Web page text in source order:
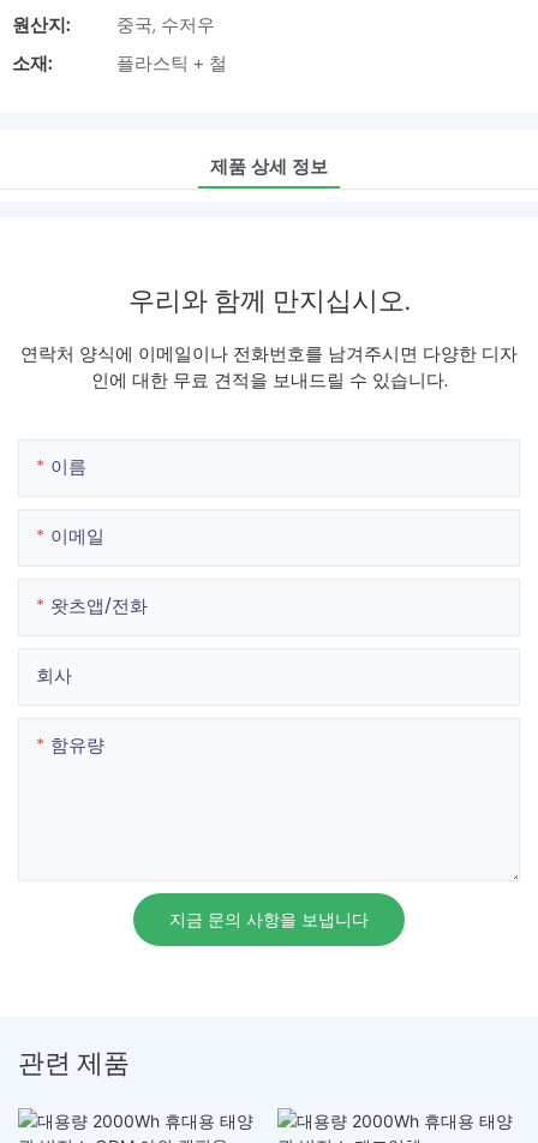
원산지:
중국, 수저우
소재:
플라스틱 + 철
제품 상세 정보
우리와 함께 만지십시오.
연락처 양식에 이메일이나 전화번호를 남겨주시면 다양한 디자
인에 대한 무료 견적을 보내드릴 수 있습니다.
이름
이메일
왓츠앱/전화
회사
함유량
지금 문의 사항을 보냅니다
관련 제품